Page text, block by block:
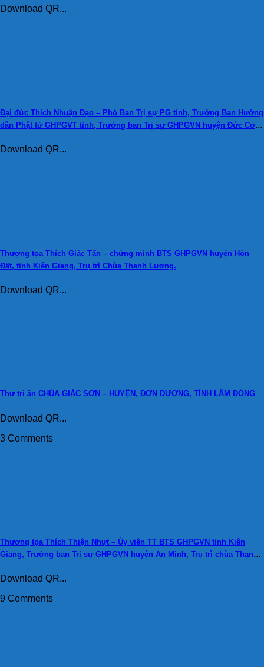
Download QR...
Đại đức Thích Nhuận Đạo – Phó Ban Trị sự PG tỉnh, Trưởng Ban Hướng
dẫn Phật tử GHPGVT tỉnh, Trưởng ban Trị sự GHPGVN huyện Đức Cơ,
Cơ- tỉnh Gia Lai ĐT: 0986001782
Download QR...
Thượng tọa Thích Giác Tấn – chứng minh BTS GHPGVN huyện Hòn
Đất, tỉnh Kiên Giang, Trụ trì Chùa Thanh Lương.
Download QR...
Thư tri ân CHÙA GIÁC SƠN – HUYỆN, ĐƠN DƯƠNG, TỈNH LÂM ĐỒNG
Download QR...
3 Comments
Thượng tọa Thích Thiện Nhựt – Ủy viên TT BTS GHPGVN tỉnh Kiên
Giang, Trưởng ban Trị sự GHPGVN huyện An Minh, Trụ trì chùa Thạnh
Download QR...
9 Comments